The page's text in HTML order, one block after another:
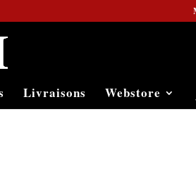
Livraisons Webstore